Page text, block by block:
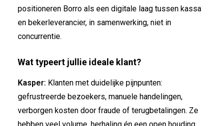
positioneren Borro als een digitale laag tussen kassa
en bekerleverancier, in samenwerking, niet in
concurrentie.
Wat typeert jullie ideale klant?
Kasper: Klanten met duidelijke pijnpunten:
gefrustreerde bezoekers, manuele handelingen,
verborgen kosten door fraude of terugbetalingen. Ze